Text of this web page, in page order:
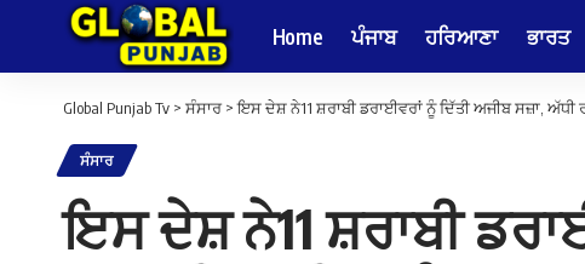
Home ਪੰਜਾਬ ਹਰਿਆਣਾ ਭਾਰਤ
Global Punjab Tv > ਸੰਸਾਰ>ਇਸ ਦੇਸ਼ ਨੇ11 ਸ਼ਰਾਬੀ ਡਰਾਈਵਰਾਂ ਨੂੰ ਦਿੱਤੀ ਅਜੀਬ ਸਜ਼ਾ,
ਸੰਸਾਰ
ਇਸ ਦੇਸ਼ ਨੇ11 ਸ਼ਰਾਬੀ